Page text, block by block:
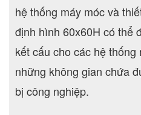
hệ thống máy móc và
định hình 60x60H có thể
kết cấu cho các hệ
những không gian chứa
bị công nghiệp.